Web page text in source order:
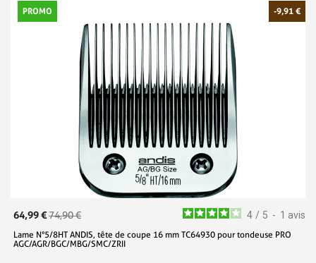
PROMO -9,91 €
4 / 5 - 1 avis
64,99 €74,90 €
Lame N°5/8HT ANDIS, tête de coupe 16 mm TC64930 pour tondeuse PRO
AGC/AGR/BGC/MBG/SMC/ZRII